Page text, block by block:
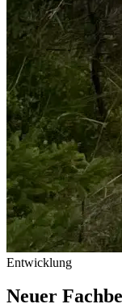
Entwicklung
Neuer